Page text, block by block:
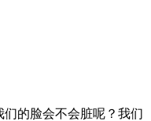
的脸会不会脏呢？我们